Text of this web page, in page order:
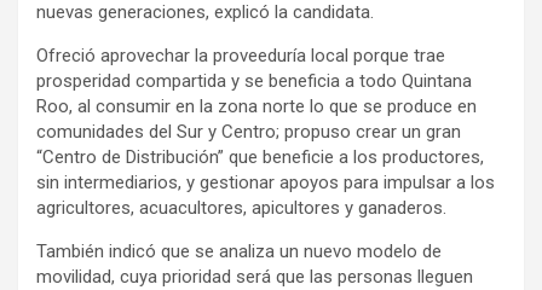
nuevas generaciones, explicó la candidata.
Ofreció aprovechar la proveeduría local porque trae
prosperidad compartida y se beneficia a todo Quintana
Roo, al consumir en la zona norte lo que se produce en
comunidades del Sur y Centro; propuso crear un gran
“Centro de Distribución” que beneficie a los productores,
sin intermediarios, y gestionar apoyos para impulsar a los
agricultores, acuacultores, apicultores y ganaderos.
También indicó que se analiza un nuevo modelo de
movilidad, cuya prioridad será que las personas lleguen